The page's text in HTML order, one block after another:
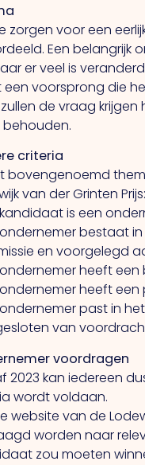
zorgen voor een
Een belangrijk
er veel is
voorsprong die
de vraag
behouden.
criteria
bovengenoemd
van der Grinten Prijs:
is een
bestaat
en voorgelegd
heeft
heeft
past in
van
voordragen
2023 kan iedereen
wordt voldaan.
website van de
worden naar
zou moeten